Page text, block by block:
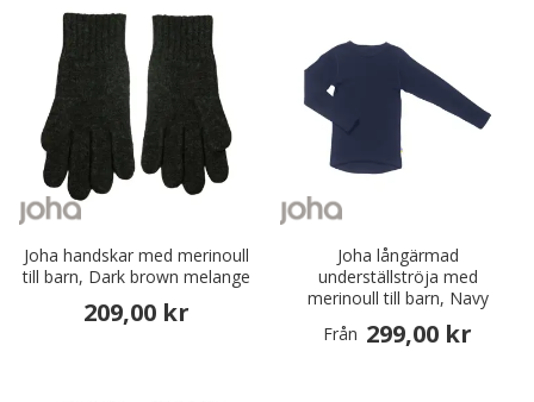
Joha handskar med merinoull
till barn, Dark brown melange
209,00 kr
Joha långärmad
underställströja med
merinoull till barn, Navy
Från 299,00 kr